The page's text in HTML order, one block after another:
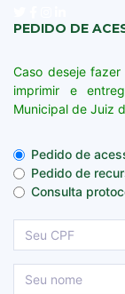
PEDIDO DE
Caso deseje
imprimir e
Municipal de Juiz
Pedido de
Pedido de
Consulta